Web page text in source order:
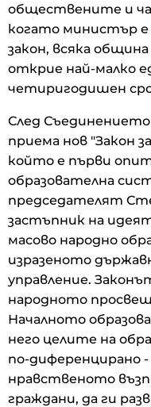
обществените и
когато министър е
закон, всяка
открие най-малко
четиригодишен
След Съединението
приема нов "Закон
който е първи опит
образователна
председателят
застъпник на
масово народно
изразеното
управление.
народното
Началното
него целите на
по-диференцирано
нравственото
граждани, да ги